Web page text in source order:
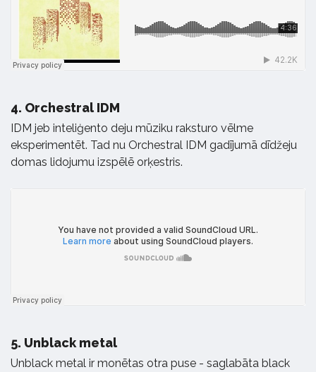
4. Orchestral IDM
IDM jeb inteliģento deju mūziku raksturo vēlme
eksperimentēt. Tad nu Orchestral IDM gadījumā dīdžeju
domas lidojumu izspēlē orķestris.
5. Unblack metal
Unblack metal ir monētas otra puse - saglabāta black